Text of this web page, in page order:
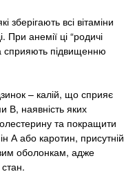
всі вітаміни
анемії ці “родичі
сприяють підвищенню
– калій, що сприяє
В, наявність яких
та покращити
А або каротин, присутній
оболонкам, адже